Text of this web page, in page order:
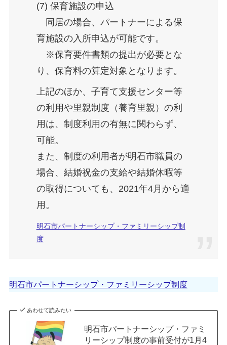
(7) 保育施設の申込
同居の場合、パートナーによる保
育施設の入所申込が可能です。
※保育要件書類の提出が必要とな
り、保育料の算定対象となります。
上記のほか、子育て支援センター等
の利用や里親制度（養育里親）の利
用は、制度利用の有無に関わらず、
可能。
また、制度の利用者が明石市職員の
場合、結婚祝金の支給や結婚休暇等
の取得についても、2021年4月から適
用。
明石市パートナーシップ・ファミリーシップ制
度
明石市パートナーシップ・ファミリーシップ制度
あわせて読みたい
明石市パートナーシップ・ファミ
リーシップ制度の事前受付が1月4